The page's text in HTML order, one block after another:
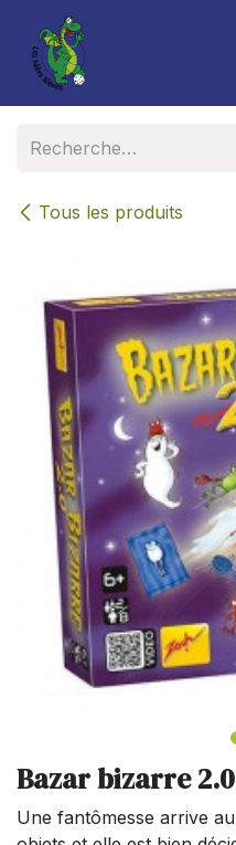
Se rendre au contenu
Tous les produits
Bazar bizarre 2.0
Une fantômesse arrive